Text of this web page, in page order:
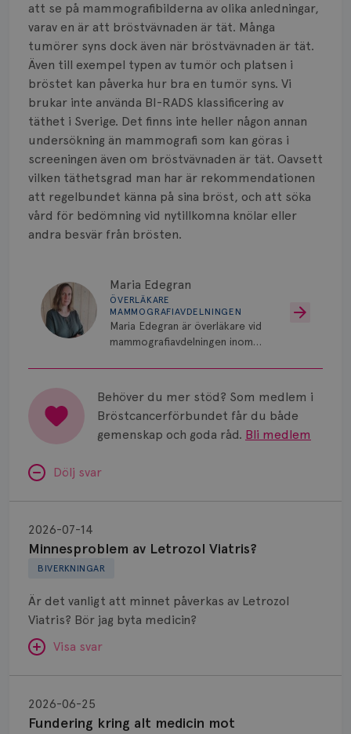
att se på mammografibilderna av olika anledningar,
varav en är att bröstvävnaden är tät. Många
tumörer syns dock även när bröstvävnaden är tät.
Även till exempel typen av tumör och platsen i
bröstet kan påverka hur bra en tumör syns. Vi
brukar inte använda BI-RADS klassificering av
täthet i Sverige. Det finns inte heller någon annan
undersökning än mammografi som kan göras i
screeningen även om bröstvävnaden är tät. Oavsett
vilken täthetsgrad man har är rekommendationen
att regelbundet känna på sina bröst, och att söka
vård för bedömning vid nytillkomna knölar eller
andra besvär från brösten.
Maria Edegran
ÖVERLÄKARE
MAMMOGRAFIAVDELNINGEN
Maria Edegran är överläkare vid
mammografiavdelningen inom
Behöver du mer stöd? Som medlem i
Bröstcancerförbundet får du både
gemenskap och goda råd. Bli medlem
Dölj svar
BIVERKNINGAR
Minnesproblem av Letrozol Viatris?
2026-07-14
Är det vanligt att minnet påverkas av Letrozol
Viatris? Bör jag byta medicin?
Visa svar
SVAR:
Hej. Oavsett vilken hormonsänkande behandling
Letrozol
Viatris?
Fundering kring alt medicin mot
2026-06-25
kring